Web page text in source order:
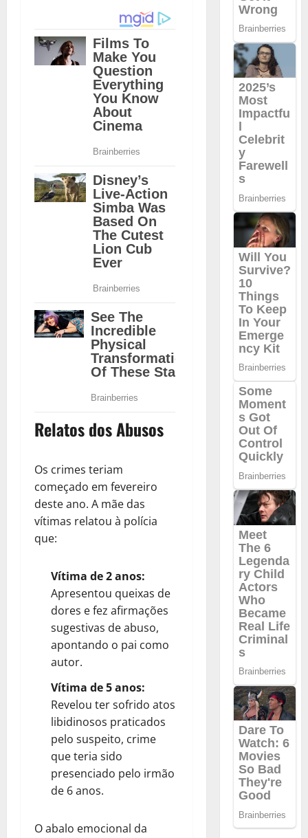
Relatos dos Abusos
Os crimes teriam
começado em fevereiro
deste ano. A mãe das
vítimas relatou à polícia
que:
Vítima de 2 anos:
Apresentou queixas de
dores e fez afirmações
sugestivas de abuso,
apontando o pai como
autor.
Vítima de 5 anos:
Revelou ter sofrido atos
libidinosos praticados
pelo suspeito, crime
que teria sido
presenciado pelo irmão
de 6 anos.
O abalo emocional da